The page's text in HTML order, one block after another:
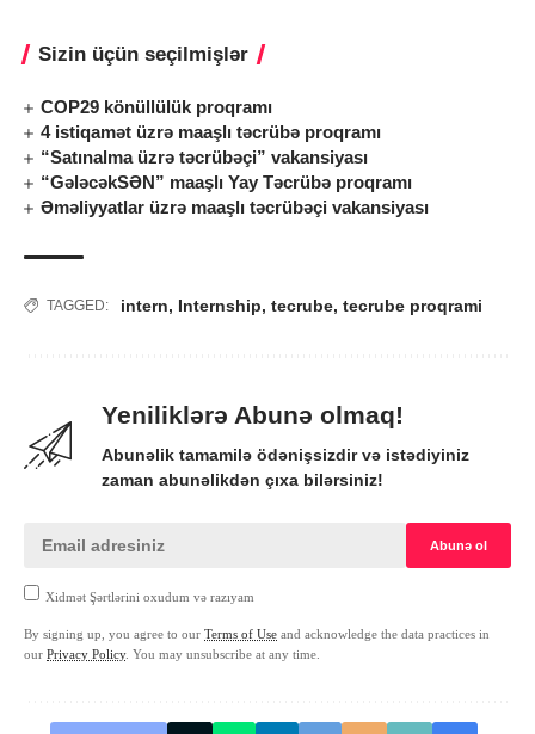
Sizin üçün seçilmişlər
COP29 könüllülük proqramı
4 istiqamət üzrə maaşlı təcrübə proqramı
“Satınalma üzrə təcrübəçi” vakansiyası
“GələcəkSƏN” maaşlı Yay Təcrübə proqramı
Əməliyyatlar üzrə maaşlı təcrübəçi vakansiyası
TAGGED: intern, Internship, tecrube, tecrube proqrami
Yeniliklərə Abunə olmaq!
Abunəlik tamamilə ödənişsizdir və istədiyiniz
zaman abunəlikdən çıxa bilərsiniz!
Xidmət Şərtlərini oxudum və razıyam
By signing up, you agree to our Terms of Use and acknowledge the data practices in
our Privacy Policy. You may unsubscribe at any time.